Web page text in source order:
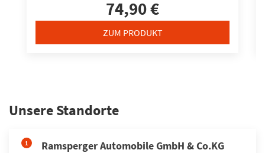
74,90 €
ZUM PRODUKT
Unsere Standorte
1 Ramsperger Automobile GmbH & Co.KG